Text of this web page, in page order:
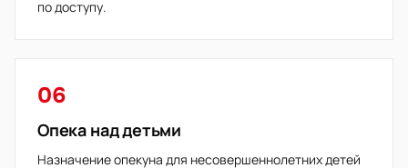
по доступу.
06
Опека над детьми
Назначение опекуна для несовершеннолетних детей